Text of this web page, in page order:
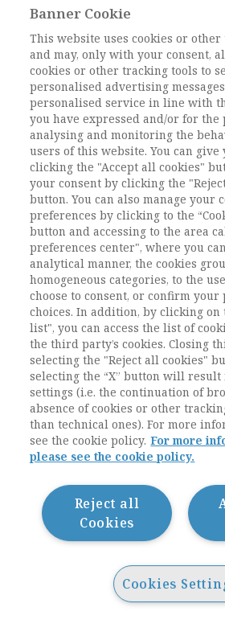
sorveglianza (come direbbe
si sostituiscono alle leggi, le
sociale si dissolvono in un
ciascuno è in competizione
con una ri-feudalizzazione
sociali dove solo la protezione
potente offre rifugio (Supiot,
Allo stato attuale l’urgenza
una presa di coscienza e una
esperti, cittadini e forze
debbono farsi carico di
identificare e combattere
numeriche eticamente
mercato del lavoro, in quello
della ricerca, nella politica, nel
giustizia.
La modellizzazione
quantificazione sono, in
sociali. Come tali, non possono
unicamente dai modellisti o
richiedono processi inclusivi
dallo sviluppo del modello alla
3 Società
ricerca sociale
L’introduzione delle
numero sempre crescente di
Banner Cookie
This website uses cookies or
and may, only with your consent,
cookies or other tracking tools to
personalised advertising
personalised service in line with
you have expressed and/or for the
analysing and monitoring the
users of this website. You can give
clicking the "Accept all cookies"
your consent by clicking the
button. You can also manage your
preferences by clicking to the
button and accessing to the area
preferences center", where you
analytical manner, the cookies
homogeneous categories, to the
choose to consent, or confirm your
choices. In addition, by clicking
list", you can access the list of
the third party’s cookies. Closing
selecting the "Reject all cookies"
selecting the “X” button will
settings (i.e. the continuation of
absence of cookies or other
than technical ones). For more
see the cookie policy. For more
please see the cookie policy.
Reject all
Cookies
Cookies